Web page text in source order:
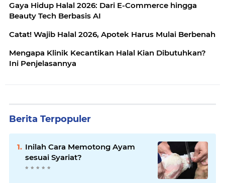
Gaya Hidup Halal 2026: Dari E-Commerce hingga
Beauty Tech Berbasis AI
Catat! Wajib Halal 2026, Apotek Harus Mulai Berbenah
Mengapa Klinik Kecantikan Halal Kian Dibutuhkan?
Ini Penjelasannya
Berita Terpopuler
Inilah Cara Memotong Ayam
sesuai Syariat?